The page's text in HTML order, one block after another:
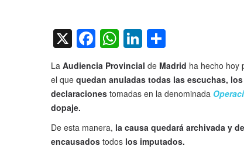
X Facebook
WhatsApp
LinkedIn
La Audiencia Provincial de Madrid ha hecho hoy
el que quedan anuladas todas las escuchas,
declaraciones tomadas en la denominada
dopaje.
De esta manera, la causa quedará archivada y
encausados todos los imputados.